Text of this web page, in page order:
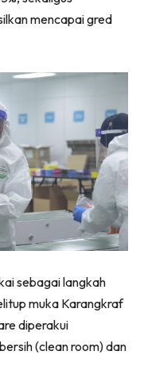
mencapai gred
sebagai langkah
muka Karangkraf
diperakui
(clean room) dan